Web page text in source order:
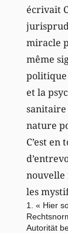
écrivait
miracle
même
politique
et la
nature
C’est
nouvelle
les
1. « Hier
Autorität